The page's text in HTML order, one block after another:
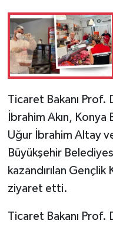
Ticaret Bakanı Prof.
İbrahim Akın, Konya
Uğur İbrahim Altay
Büyükşehir
kazandırılan
ziyaret etti.
Ticaret Bakanı